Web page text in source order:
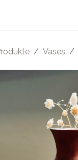
Vases